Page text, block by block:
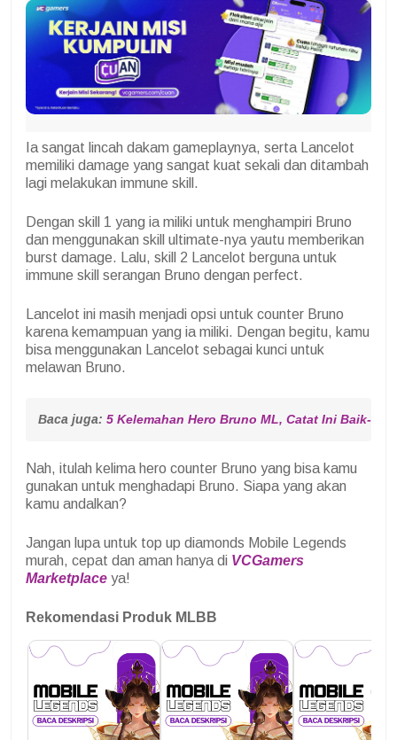
Ia sangat lincah dakam gameplaynya, serta Lancelot
memiliki damage yang sangat kuat sekali dan ditambah
lagi melakukan immune skill.
Dengan skill 1 yang ia miliki untuk menghampiri Bruno
dan menggunakan skill ultimate-nya yautu memberikan
burst damage. Lalu, skill 2 Lancelot berguna untuk
immune skill serangan Bruno dengan perfect.
Lancelot ini masih menjadi opsi untuk counter Bruno
karena kemampuan yang ia miliki. Dengan begitu, kamu
bisa menggunakan Lancelot sebagai kunci untuk
melawan Bruno.
Baca juga: 5 Kelemahan Hero Bruno ML, Catat Ini Baik-
Nah, itulah kelima hero counter Bruno yang bisa kamu
gunakan untuk menghadapi Bruno. Siapa yang akan
kamu andalkan?
Jangan lupa untuk top up diamonds Mobile Legends
murah, cepat dan aman hanya di VCGamers
Marketplace ya!
Rekomendasi Produk MLBB